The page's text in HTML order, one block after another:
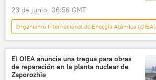
23 de junio, 06:56 GMT
Organismo Internacional de Energía Atómica (OIEA)
EEUU
Irán
Washington
Scott Bessent
Teherán
Economía
📰 Escalada entre EEUU, Israel e Irán
El OIEA anuncia una tregua para obras
de reparación en la planta nuclear de
Zaporozhie